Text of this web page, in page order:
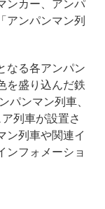
ンカー、アンパ
アンパンマン列
なる各アンパン
を盛り込んだ鉄
パンマン列車、
列車が設置さ
ン列車や関連イ
ンフォメーショ